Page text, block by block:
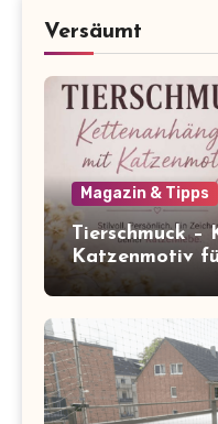
Versäumt
Magazin & Tipps
Tierschmuck
Katzenmotiv